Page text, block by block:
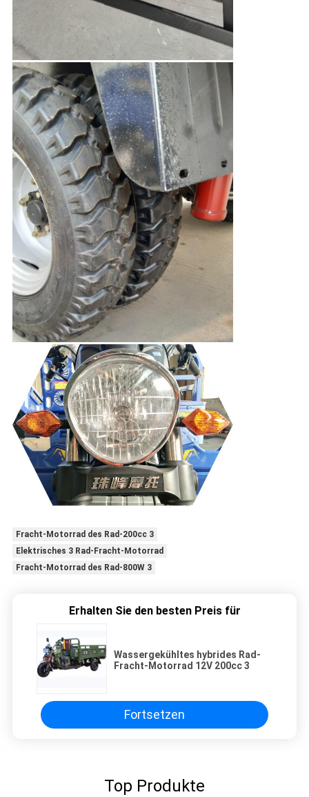
Fracht-Motorrad des Rad-200cc 3
Elektrisches 3 Rad-Fracht-Motorrad
Fracht-Motorrad des Rad-800W 3
Erhalten Sie den besten Preis für
Wassergekühltes hybrides Rad-
Fracht-Motorrad 12V 200cc 3
Fortsetzen
Top Produkte